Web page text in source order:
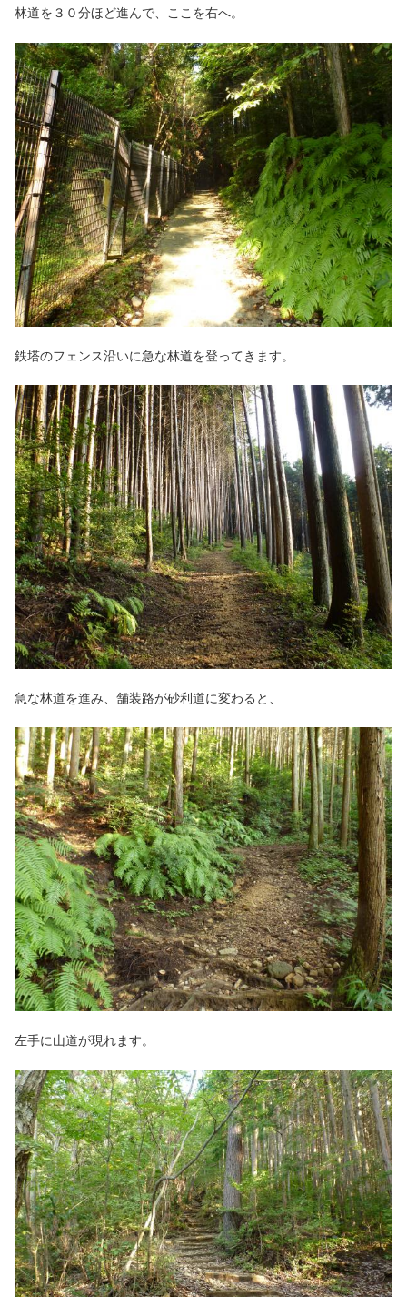
林道を３０分ほど進んで、ここを右へ。
鉄塔のフェンス沿いに急な林道を登ってきます。
急な林道を進み、舗装路が砂利道に変わると、
左手に山道が現れます。